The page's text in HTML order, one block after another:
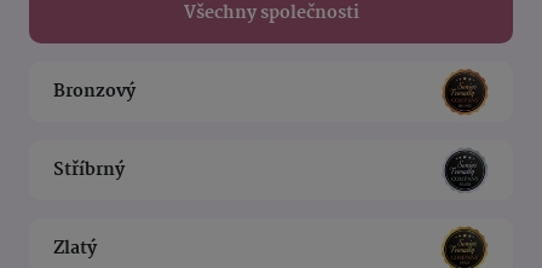
Všechny společnosti
Bronzový
Stříbrný
Zlatý